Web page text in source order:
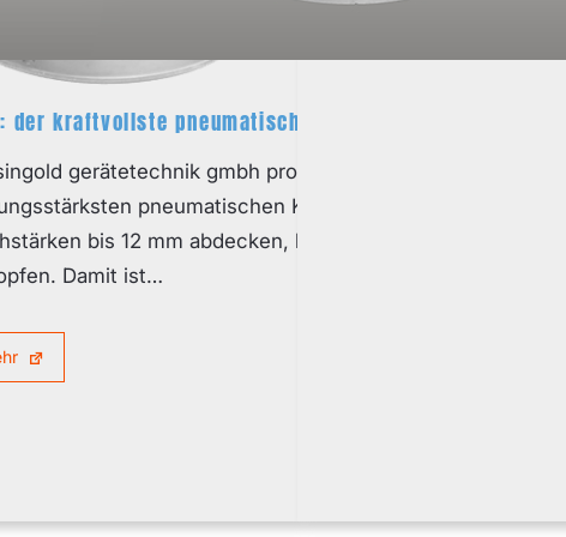
langlebig, wartungsarm
gmbh ist eine Weiterentwicklung der
kommt zur Vollentleerung von Behältern
bei Behälterwaagen, Containern,…
der kraftvollste pneumatische Klopfer der Welt
gerätetechnik gmbh produziert und vertreibt den
pneumatischen Klopfer. Während
bis 12 mm abdecken, kann der K160 Wandstärken
Damit ist…